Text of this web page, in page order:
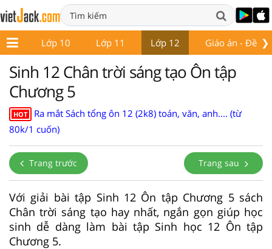
❯
9 Lớp 10 Lớp 11 Lớp 12 Giáo án - Đề thi
Sinh 12 Chân trời sáng tạo Ôn tập
Chương 5
HOT
Ra mắt Sách tổng ôn 12 (2k8) toán, văn, anh.... (từ
80k/1 cuốn)
Trang trước Trang sau
Với giải bài tập Sinh 12 Ôn tập Chương 5 sách
Chân trời sáng tạo hay nhất, ngắn gọn giúp học
sinh dễ dàng làm bài tập Sinh học 12 Ôn tập
Chương 5.